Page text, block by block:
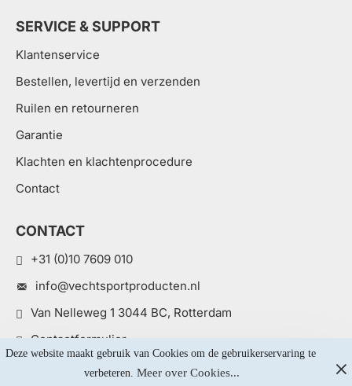
Deze website maakt gebruik van Cookies om de gebruikerservaring te
verbeteren. Meer over Cookies...
SERVICE & SUPPORT
Klantenservice
Bestellen, levertijd en verzenden
Ruilen en retourneren
Garantie
Klachten en klachtenprocedure
Contact
CONTACT
+31 (0)10 7609 010
info@vechtsportproducten.nl
Van Nelleweg 1 3044 BC, Rotterdam
Contactformulier